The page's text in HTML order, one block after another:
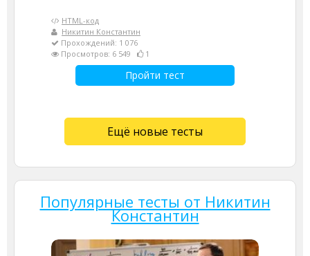
HTML-код
Никитин Константин
Прохождений: 1 076
Просмотров: 6 549
1
Пройти тест
Ещё новые тесты
Популярные тесты от Никитин
Константин